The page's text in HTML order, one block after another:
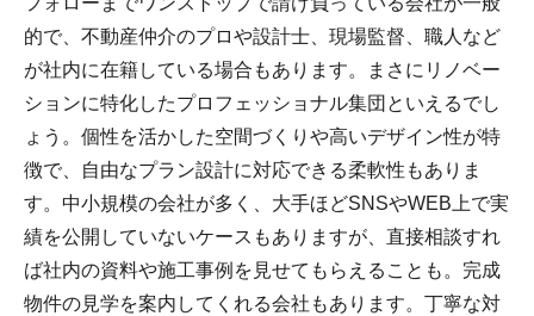
的で、不動産仲介のプロや設計士、現場監督、職人など
が社内に在籍している場合もあります。まさにリノベー
ションに特化したプロフェッショナル集団といえるでし
ょう。個性を活かした空間づくりや高いデザイン性が特
徴で、自由なプラン設計に対応できる柔軟性もありま
す。中小規模の会社が多く、大手ほどSNSやWEB上で実
績を公開していないケースもありますが、直接相談すれ
ば社内の資料や施工事例を見せてもらえることも。完成
物件の見学を案内してくれる会社もあります。丁寧な対